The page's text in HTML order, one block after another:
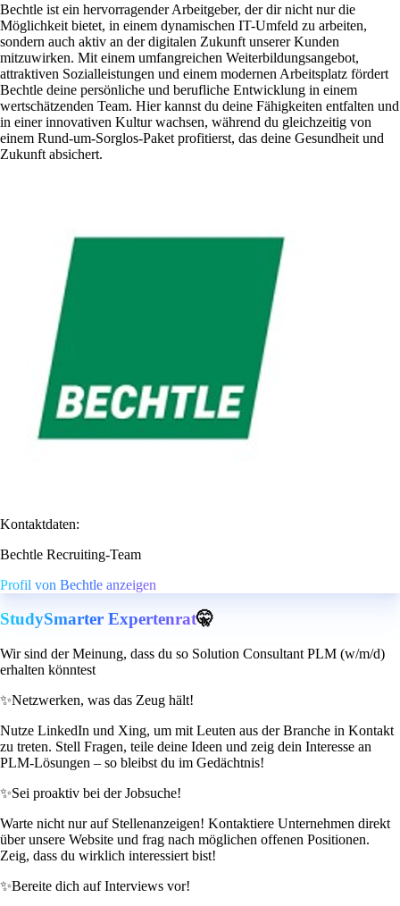
Bechtle ist ein hervorragender Arbeitgeber, der dir nicht nur die
Möglichkeit bietet, in einem dynamischen IT-Umfeld zu arbeiten,
sondern auch aktiv an der digitalen Zukunft unserer Kunden
mitzuwirken. Mit einem umfangreichen Weiterbildungsangebot,
attraktiven Sozialleistungen und einem modernen Arbeitsplatz fördert
Bechtle deine persönliche und berufliche Entwicklung in einem
wertschätzenden Team. Hier kannst du deine Fähigkeiten entfalten und
in einer innovativen Kultur wachsen, während du gleichzeitig von
einem Rund-um-Sorglos-Paket profitierst, das deine Gesundheit und
Zukunft absichert.
Kontaktdaten:
Bechtle Recruiting-Team
Profil von Bechtle anzeigen
StudySmarter Expertenrat🤫
Wir sind der Meinung, dass du so Solution Consultant PLM (w/m/d)
erhalten könntest
✨Netzwerken, was das Zeug hält!
Nutze LinkedIn und Xing, um mit Leuten aus der Branche in Kontakt
zu treten. Stell Fragen, teile deine Ideen und zeig dein Interesse an
PLM-Lösungen – so bleibst du im Gedächtnis!
✨Sei proaktiv bei der Jobsuche!
Warte nicht nur auf Stellenanzeigen! Kontaktiere Unternehmen direkt
über unsere Website und frag nach möglichen offenen Positionen.
Zeig, dass du wirklich interessiert bist!
✨Bereite dich auf Interviews vor!